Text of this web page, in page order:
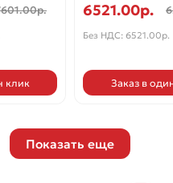
клик
6521.00р.
Без НДС: 6521.00р.
Заказ в
Показать еще